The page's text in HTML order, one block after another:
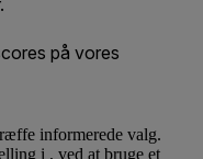
informerede valg.
i , ved at bruge et